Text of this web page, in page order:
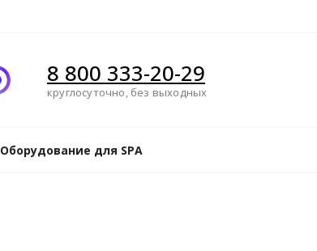
8 800 333-20-29
круглосуточно, без выходных
Оборудование для SPA